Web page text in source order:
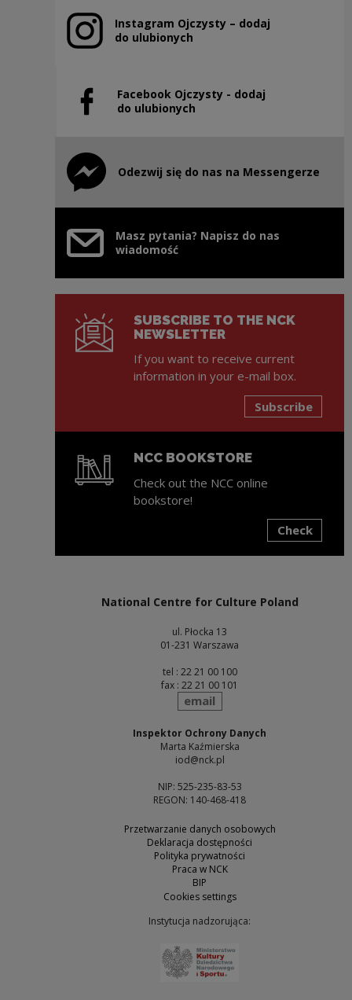
Instagram Ojczysty – dodaj
do ulubionych
Note, the link will open in a new window
Facebook Ojczysty - dodaj
do ulubionych
Note, the link will open in a new window
Odezwij się do nas na Messengerze
Note, the link will open in a new window
Masz pytania? Napisz do nas
wiadomość
SUBSCRIBE TO THE NCK
NEWSLETTER
If you want to receive current
information in your e-mail box.
Subscribe
NCC BOOKSTORE
Check out the NCC online
bookstore!
Check
National Centre for Culture Poland
ul. Płocka 13
01-231 Warszawa
tel : 22 21 00 100
fax : 22 21 00 101
send
email
Inspektor Ochrony Danych
Marta Kaźmierska
iod@nck.pl
NIP: 525-235-83-53
REGON: 140-468-418
Przetwarzanie danych osobowych
Deklaracja dostępności
Polityka prywatności
Praca w NCK
BIP
Cookies settings
Instytucja nadzorująca: